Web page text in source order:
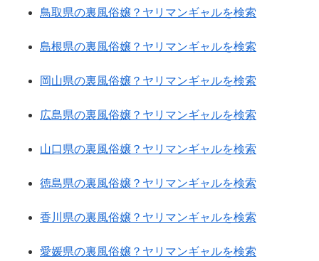
鳥取県の裏風俗嬢？ヤリマンギャルを検索
島根県の裏風俗嬢？ヤリマンギャルを検索
岡山県の裏風俗嬢？ヤリマンギャルを検索
広島県の裏風俗嬢？ヤリマンギャルを検索
山口県の裏風俗嬢？ヤリマンギャルを検索
徳島県の裏風俗嬢？ヤリマンギャルを検索
香川県の裏風俗嬢？ヤリマンギャルを検索
愛媛県の裏風俗嬢？ヤリマンギャルを検索